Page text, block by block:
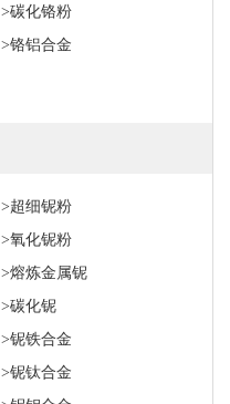
>碳化铬粉
>铬铝合金
>超细铌粉
>氧化铌粉
>熔炼金属铌
>碳化铌
>铌铁合金
>铌钛合金